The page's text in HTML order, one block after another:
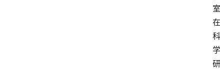
室
在
科
学
研